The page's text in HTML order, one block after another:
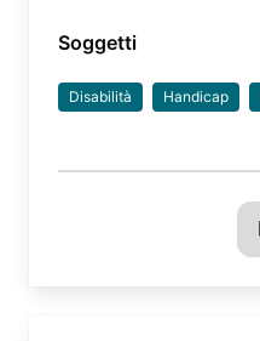
Soggetti
Disabilità Handicap